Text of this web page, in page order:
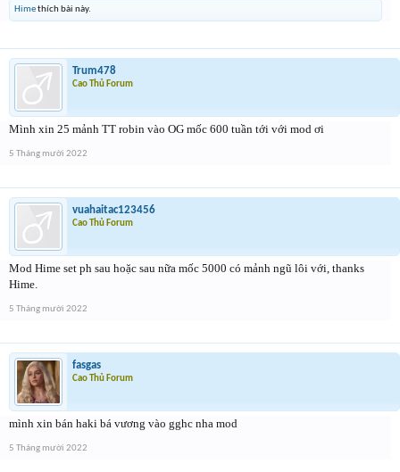
Himethích bài này.
Trum478
Cao Thủ Forum
Mình xin 25 mảnh TT robin vào OG mốc 600 tuần tới với mod ơi
5 Tháng mười 2022
vuahaitac123456
Cao Thủ Forum
Mod Hime set ph sau hoặc sau nữa mốc 5000 có mảnh ngũ lôi với, thanks
Hime.
5 Tháng mười 2022
fasgas
Cao Thủ Forum
mình xin bán haki bá vương vào gghc nha mod
5 Tháng mười 2022